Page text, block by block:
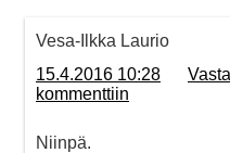
Vesa-Ilkka Laurio
15.4.2016 10:28
kommenttiin
Niinpä.